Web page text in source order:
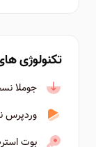
تکنولوژی
جوملا نسخه ۴
وردپرس نسخه
بوت استرپ